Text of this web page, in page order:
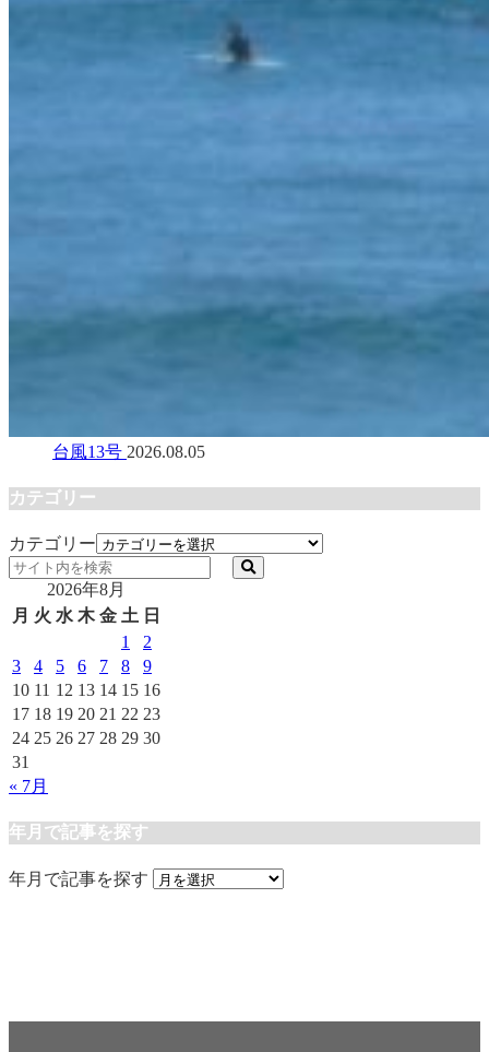
台風13号 2026.08.05
カテゴリー
カテゴリー
2026年8月
月 火 水 木 金 土 日
1
2
3
4 5 6 7 8
9
10 11 12 13 14 15 16
17 18 19 20 21 22 23
24 25 26 27 28 29 30
31
« 7月
年月で記事を探す
年月で記事を探す